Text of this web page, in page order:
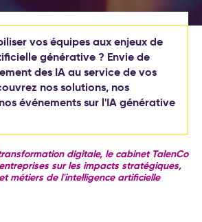
stratégique
de pilotage
leadership et
management
et accompagnement
modes de
travail
: la méthode pour
l'IA au service de
d’entreprise
intelligence
vos équipes aux enjeux de
générative ? Envie de
des IA au service de vos
nos solutions, nos
événements sur l'IA générative
digitale, le cabinet TalenCo
sur les impacts stratégiques,
métiers de l'intelligence artificielle